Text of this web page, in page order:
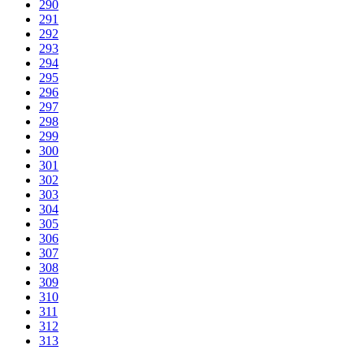
290
291
292
293
294
295
296
297
298
299
300
301
302
303
304
305
306
307
308
309
310
311
312
313